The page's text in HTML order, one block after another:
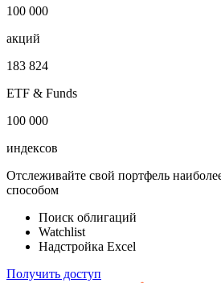
1 000 000
облигаций
100 000
акций
183 824
ETF & Funds
100 000
Отслеживайте свой портфель
способом
Поиск облигаций